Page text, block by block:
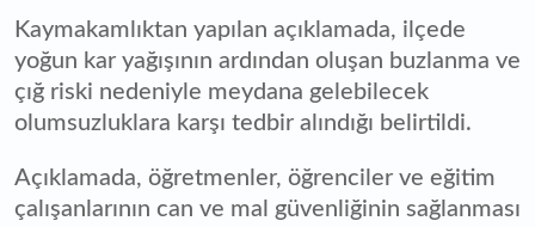
Kaymakamlıktan yapılan açıklamada, ilçede
yoğun kar yağışının ardından oluşan buzlanma ve
çığ riski nedeniyle meydana gelebilecek
olumsuzluklara karşı tedbir alındığı belirtildi.
Açıklamada, öğretmenler, öğrenciler ve eğitim
çalışanlarının can ve mal güvenliğinin sağlanması